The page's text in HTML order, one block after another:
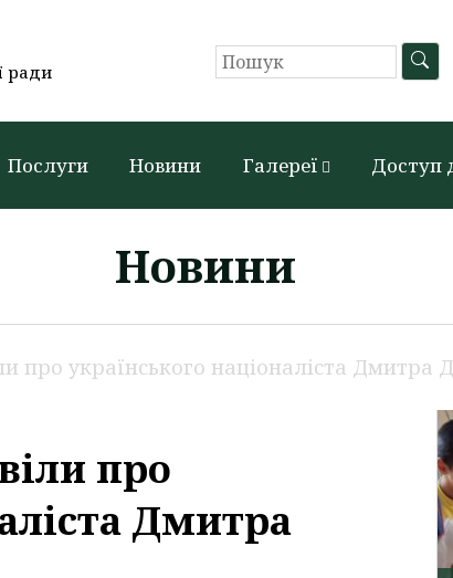
ради
Послуги Новини Галереї Доступ
Новини
про українського націоналіста Дмитра
про
Дмитра